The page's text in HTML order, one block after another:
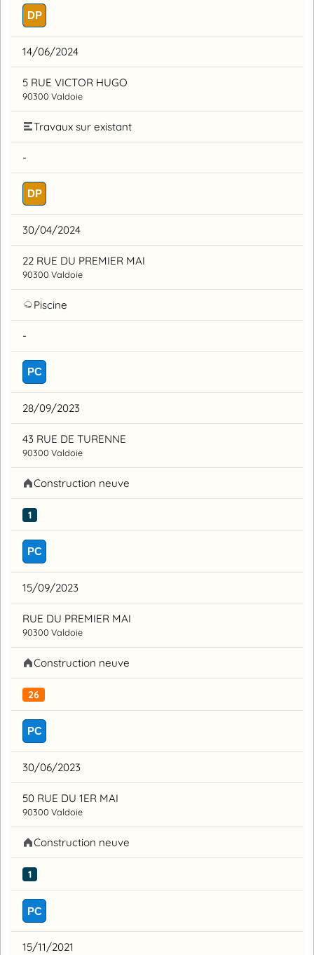
DP
14/06/2024
5 RUE VICTOR HUGO
90300 Valdoie
Travaux sur existant
-
DP
30/04/2024
22 RUE DU PREMIER MAI
90300 Valdoie
Piscine
-
PC
28/09/2023
43 RUE DE TURENNE
90300 Valdoie
Construction neuve
1
PC
15/09/2023
RUE DU PREMIER MAI
90300 Valdoie
Construction neuve
26
PC
30/06/2023
50 RUE DU 1ER MAI
90300 Valdoie
Construction neuve
1
PC
15/11/2021